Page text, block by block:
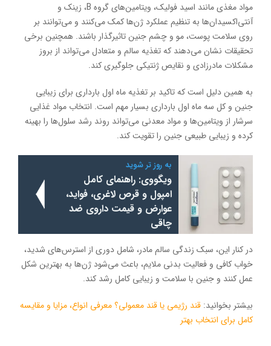
مواد مغذی مانند اسید فولیک، ویتامین‌های گروه B، زینک و
آنتی‌اکسیدان‌ها به تنظیم عملکرد ژن‌ها کمک می‌کنند و می‌توانند بر
روی سلامت پوست، مو و چشم جنین تاثیرگذار باشند. همچنین برخی
تحقیقات نشان می‌دهند که تغذیه سالم و متعادل می‌تواند از بروز
مشکلات مادرزادی و نقایص ژنتیکی جلوگیری کند.
به همین دلیل است که تاکید بر تغذیه ماه اول بارداری برای زیبایی
جنین و کل سه ماه اول بارداری بسیار مهم است. انتخاب مواد غذایی
سرشار از ویتامین‌ها و مواد معدنی می‌تواند روند رشد سلول‌ها را بهینه
کرده و زیبایی طبیعی جنین را تقویت کند.
به روز تر شوید
ویگووی: راهنمای کامل
امپول و قرص لاغری، فواید،
عوارض و قیمت داروی ضد
چاقی
در کنار این، سبک زندگی سالم مادر، شامل دوری از استرس‌های شدید،
خواب کافی و فعالیت بدنی ملایم، باعث می‌شود ژن‌ها به بهترین شکل
عمل کنند و جنین با سلامت و زیبایی کامل رشد کند.
بیشتر بخوانید: قند رژیمی یا قند معمولی؟ معرفی انواع، مزایا و مقایسه
کامل برای انتخاب بهتر